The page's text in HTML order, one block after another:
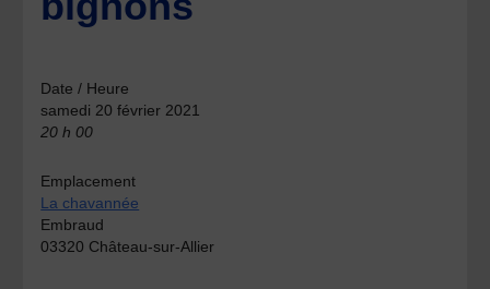
Date / Heure
samedi 20 février 2021
20 h 00
Emplacement
La chavannée
Embraud
03320 Château-sur-Allier